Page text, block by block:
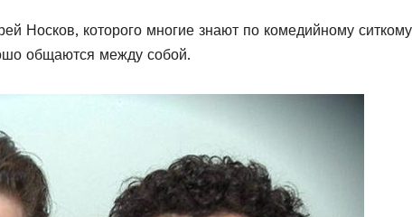
Носков, которого многие знают по комедийному
общаются между собой.